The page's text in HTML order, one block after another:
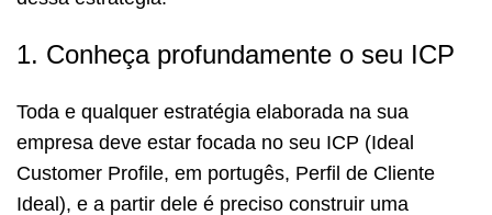
1. Conheça profundamente o seu ICP
Toda e qualquer estratégia elaborada na sua
empresa deve estar focada no seu ICP (Ideal
Customer Profile, em portugês, Perfil de Cliente
Ideal), e a partir dele é preciso construir uma